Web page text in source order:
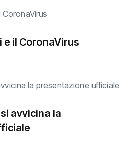
e il CoronaVirus
avvicina la